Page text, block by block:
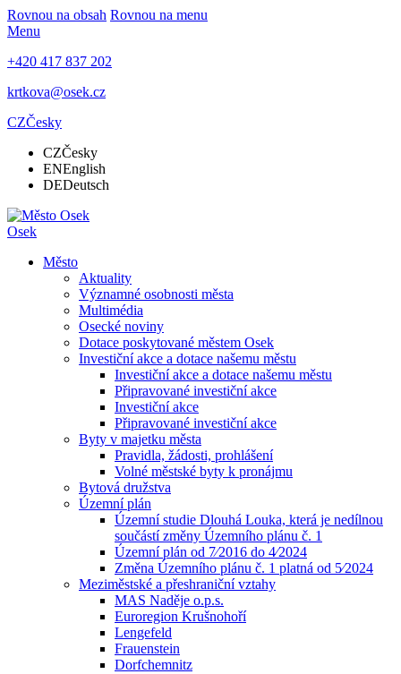
Rovnou na obsah Rovnou na menu
Menu
+420 417 837 202
krtkova@osek.cz
CZČesky
CZČesky
ENEnglish
DEDeutsch
Osek
Město
Aktuality
Významné osobnosti města
Multimédia
Osecké noviny
Dotace poskytované městem Osek
Investiční akce a dotace našemu městu
Investiční akce a dotace našemu městu
Připravované investiční akce
Investiční akce
Připravované investiční akce
Byty v majetku města
Pravidla, žádosti, prohlášení
Volné městské byty k pronájmu
Bytová družstva
Územní plán
Územní studie Dlouhá Louka, která je nedílnou
součástí změny Územního plánu č. 1
Územní plán od 7⁄2016 do 4⁄2024
Změna Územního plánu č. 1 platná od 5⁄2024
Meziměstské a přeshraniční vztahy
MAS Naděje o.p.s.
Euroregion Krušnohoří
Lengefeld
Frauenstein
Dorfchemnitz